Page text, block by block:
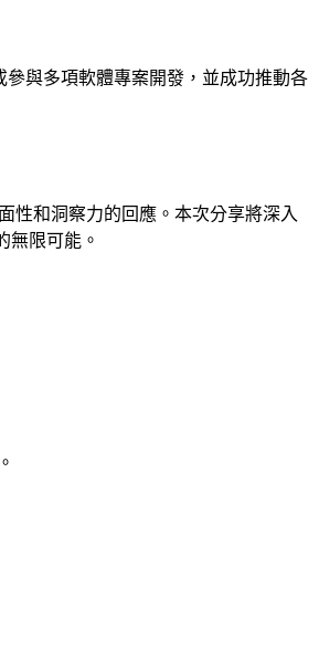
與多項軟體專案開發，並成功推動各
性和洞察力的回應。本次分享將深入
無限可能。